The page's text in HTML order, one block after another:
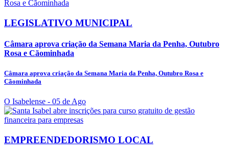
LEGISLATIVO MUNICIPAL
Câmara aprova criação da Semana Maria da Penha, Outubro
Rosa e Cãominhada
Câmara aprova criação da Semana Maria da Penha, Outubro Rosa e
Cãominhada
O Isabelense - 05 de Ago
EMPREENDEDORISMO LOCAL